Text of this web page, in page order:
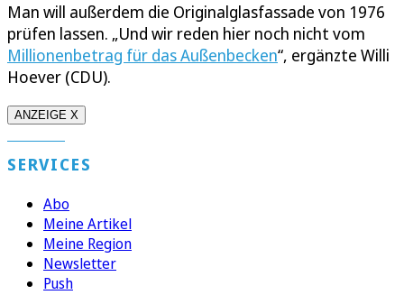
Man will außerdem die Originalglasfassade von 1976
prüfen lassen. „Und wir reden hier noch nicht vom
Millionenbetrag für das Außenbecken“, ergänzte Willi
Hoever (CDU).
ANZEIGE X
SERVICES
Abo
Meine Artikel
Meine Region
Newsletter
Push